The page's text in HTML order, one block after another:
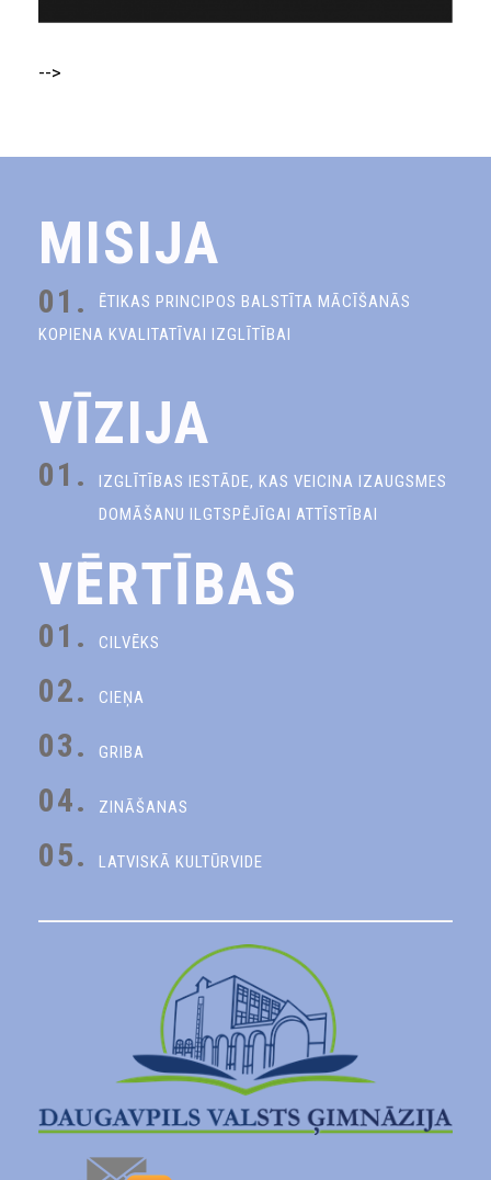
-->
MISIJA
01.
ĒTIKAS PRINCIPOS BALSTĪTA MĀCĪŠANĀS
KOPIENA KVALITATĪVAI IZGLĪTĪBAI
VĪZIJA
01.
IZGLĪTĪBAS IESTĀDE, KAS VEICINA IZAUGSMES
DOMĀŠANU ILGTSPĒJĪGAI ATTĪSTĪBAI
VĒRTĪBAS
01. CILVĒKS
02. CIEŅA
03. GRIBA
04. ZINĀŠANAS
05. LATVISKĀ KULTŪRVIDE